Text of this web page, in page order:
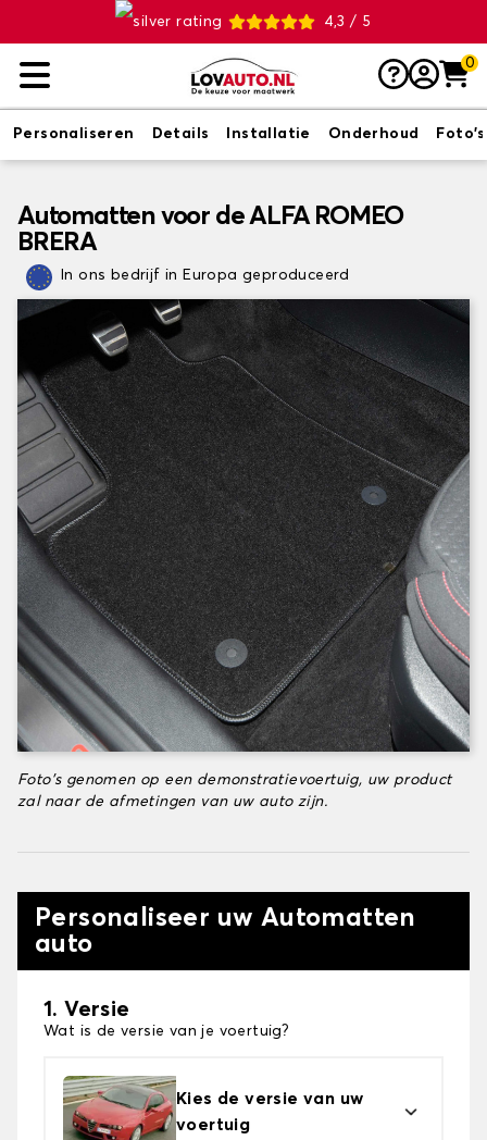
4,3 / 5
0
Personaliseren Details Installatie Onderhoud Foto's
Automatten voor de ALFA ROMEO
BRERA
In ons bedrijf in Europa geproduceerd
Foto's genomen op een demonstratievoertuig, uw product
zal naar de afmetingen van uw auto zijn.
Personaliseer uw Automatten
auto
1. Versie
Wat is de versie van je voertuig?
Kies de versie van uw
voertuig